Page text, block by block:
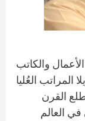
والكاتب
المراتب العُليا
القرن
في العالم